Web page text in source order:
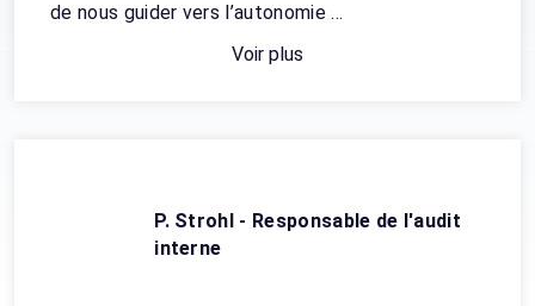
de nous guider vers l’autonomie ...
Voir plus
P. Strohl - Responsable de l'audit
interne